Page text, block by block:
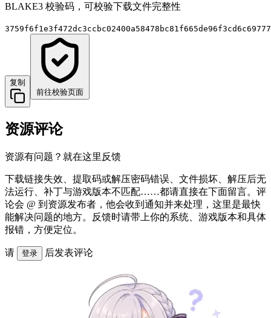
BLAKE3 校验码，可校验下载文件完整性
复制
前往校验页面
资源评论
资源有问题？就在这里反馈
下载链接失效、提取码或解压密码错误、文件损坏、解压后无
法运行、补丁与游戏版本不匹配……都请直接在下面留言。评
论会 @ 到资源发布者，他会收到通知并来处理，这里是最快
能解决问题的地方。反馈时请带上你的系统、游戏版本和具体
报错，方便定位。
请 登录 后发表评论